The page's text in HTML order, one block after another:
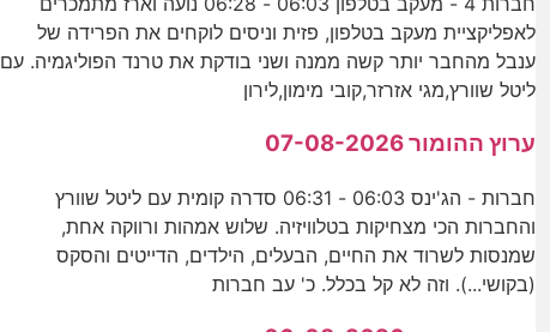
לאפליקציית מעקב בטלפון, פזית וניסים לוקחים את הפרידה של
ענבל מהחבר יותר קשה ממנה ושני בודקת את טרנד הפוליגמיה. עם
ליטל שוורץ,מגי אזרזר,קובי מימון,לירון
ערוץ ההומור 07-08-2026
חברות - הג'ינס 06:03 - 06:31 סדרה קומית עם ליטל שוורץ
והחברות הכי מצחיקות בטלוויזיה. שלוש אמהות ורווקה אחת,
שמנסות לשרוד את החיים, הבעלים, הילדים, הדייטים והסקס
(בקושי...). וזה לא קל בכלל. כ' עב חברות